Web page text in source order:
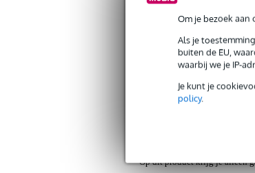
Om je bezoek
Als je
buiten de EU,
waarbij we je IP-
Je kunt je
policy.
Productinformatie
TM-A58WS-GRA
Servicebelofte
Op dit product krijg je alleen